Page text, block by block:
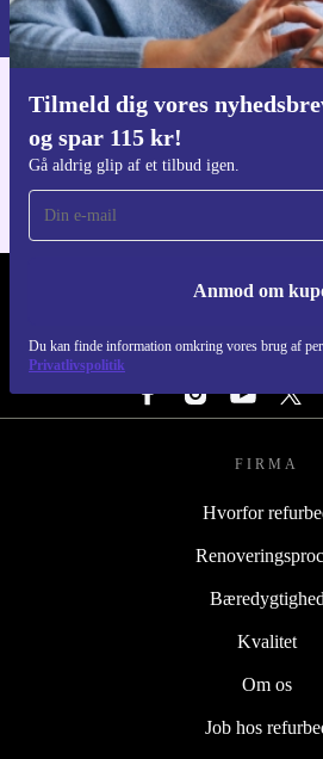
Tilmeld dig vores
og spar 115 kr!
Gå aldrig glip af et tilbud igen.
Anmod om
Du kan finde information omkring vores brug af
Privatlivspolitik
Privatlivspolitik
Download
REFURBED DANMARK -
FØLG OS
FIRMA
Hvorfor
Bæredygtighed
Kvalitet
Om os
Job hos